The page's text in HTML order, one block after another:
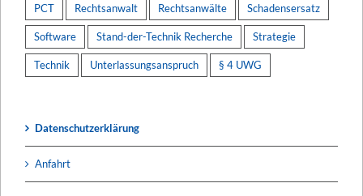
PCT Rechtsanwalt Rechtsanwälte Schadensersatz
Software Stand-der-Technik Recherche Strategie
Technik Unterlassungsanspruch § 4 UWG
Datenschutzerklärung
Anfahrt